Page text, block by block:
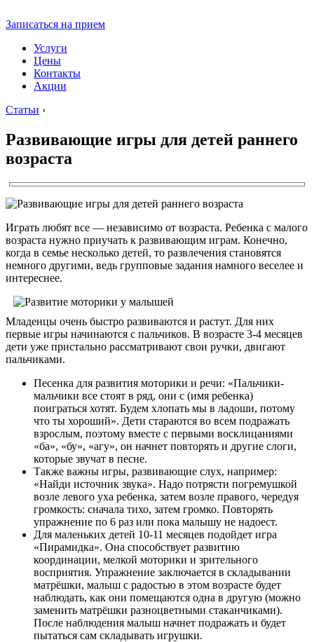
Записаться на прием
Услуги
Цены
Контакты
Акции
Статьи ›
Развивающие игры для детей раннего
возраста
Играть любят все — независимо от возраста. Ребенка с малого
возраста нужно приучать к развивающим играм. Конечно,
когда в семье несколько детей, то развлечения становятся
немного другими, ведь групповые задания намного веселее и
интереснее.
Младенцы очень быстро развиваются и растут. Для них
первые игры начинаются с пальчиков. В возрасте 3-4 месяцев
дети уже пристально рассматривают свои ручки, двигают
пальчиками.
Песенка для развития моторики и речи: «Пальчики-
мальчики все стоят в ряд, они с (имя ребенка)
поиграться хотят. Будем хлопать мы в ладоши, потому
что ты хороший». Дети стараются во всем подражать
взрослым, поэтому вместе с первыми восклицаниями
«ба», «бу», «агу», он начнет повторять и другие слоги,
которые звучат в песне.
Также важны игры, развивающие слух, например:
«Найди источник звука». Надо потрясти погремушкой
возле левого уха ребенка, затем возле правого, чередуя
громкость: сначала тихо, затем громко. Повторять
упражнение по 6 раз или пока малышу не надоест.
Для маленьких детей 10-11 месяцев подойдет игра
«Пирамидка». Она способствует развитию
координации, мелкой моторики и зрительного
восприятия. Упражнение заключается в складывании
матрёшки, малыш с радостью в этом возрасте будет
наблюдать, как они помещаются одна в другую (можно
заменить матрёшки разноцветными стаканчиками).
После наблюдения малыш начнет подражать и будет
пытаться сам складывать игрушки.